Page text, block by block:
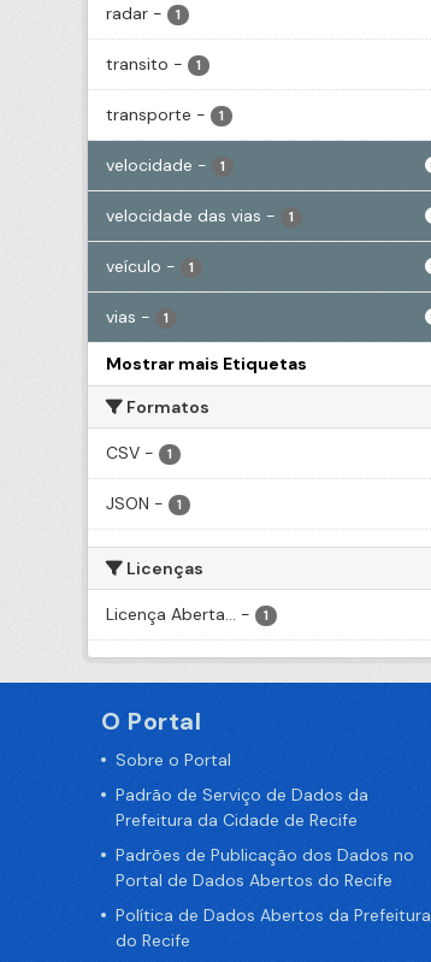
radar - 1
transito - 1
transporte - 1
velocidade - 1
velocidade das vias - 1
veículo - 1
vias - 1
Mostrar mais Etiquetas
Formatos
CSV - 1
JSON - 1
Licenças
Licença Aberta... - 1
O Portal
Sobre o Portal
Padrão de Serviço de Dados da
Prefeitura da Cidade de Recife
Padrões de Publicação dos Dados no
Portal de Dados Abertos do Recife
Política de Dados Abertos da Prefeitura
do Recife